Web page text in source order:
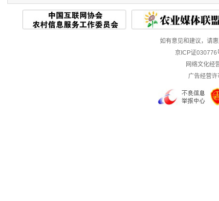
如有意见和建议，请
京ICP证030776
网络文化经
广告经营